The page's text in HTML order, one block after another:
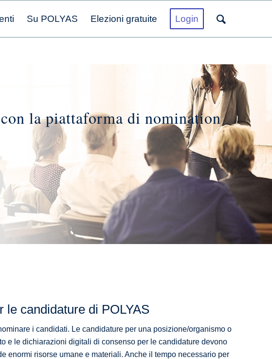
Su POLYAS Elezioni gratuite Login
la piattaforma di nomination
le candidature di POLYAS
i candidati. Le candidature per una posizione/organismo o
e le dichiarazioni digitali di consenso per le candidature devono
enormi risorse umane e materiali. Anche il tempo necessario per